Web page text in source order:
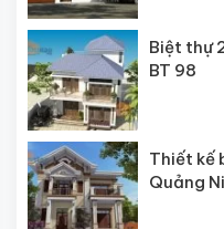
Biệt thự
BT 98
Thiết kế
Quảng